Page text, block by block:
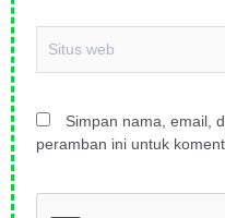
web
Simpan nama, email,
peramban ini untuk